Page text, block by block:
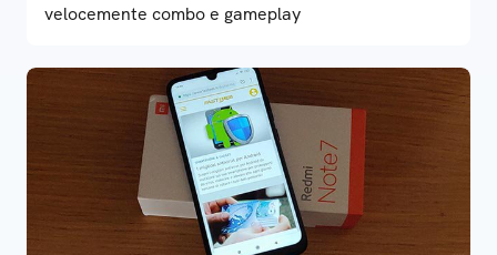
velocemente combo e gameplay